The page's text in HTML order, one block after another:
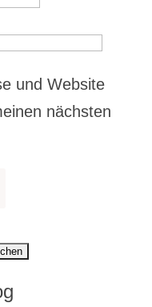
und Website
nächsten